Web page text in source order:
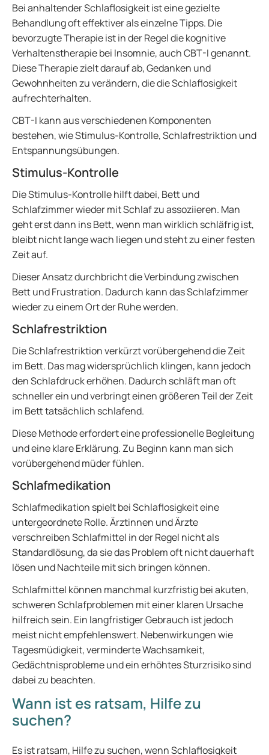
Bei anhaltender Schlaflosigkeit ist eine gezielte
Behandlung oft effektiver als einzelne Tipps. Die
bevorzugte Therapie ist in der Regel die kognitive
Verhaltenstherapie bei Insomnie, auch CBT-I genannt.
Diese Therapie zielt darauf ab, Gedanken und
Gewohnheiten zu verändern, die die Schlaflosigkeit
aufrechterhalten.
CBT-I kann aus verschiedenen Komponenten
bestehen, wie Stimulus-Kontrolle, Schlafrestriktion und
Entspannungsübungen.
Stimulus-Kontrolle
Die Stimulus-Kontrolle hilft dabei, Bett und
Schlafzimmer wieder mit Schlaf zu assoziieren. Man
geht erst dann ins Bett, wenn man wirklich schläfrig ist,
bleibt nicht lange wach liegen und steht zu einer festen
Zeit auf.
Dieser Ansatz durchbricht die Verbindung zwischen
Bett und Frustration. Dadurch kann das Schlafzimmer
wieder zu einem Ort der Ruhe werden.
Schlafrestriktion
Die Schlafrestriktion verkürzt vorübergehend die Zeit
im Bett. Das mag widersprüchlich klingen, kann jedoch
den Schlafdruck erhöhen. Dadurch schläft man oft
schneller ein und verbringt einen größeren Teil der Zeit
im Bett tatsächlich schlafend.
Diese Methode erfordert eine professionelle Begleitung
und eine klare Erklärung. Zu Beginn kann man sich
vorübergehend müder fühlen.
Schlafmedikation
Schlafmedikation spielt bei Schlaflosigkeit eine
untergeordnete Rolle. Ärztinnen und Ärzte
verschreiben Schlafmittel in der Regel nicht als
Standardlösung, da sie das Problem oft nicht dauerhaft
lösen und Nachteile mit sich bringen können.
Schlafmittel können manchmal kurzfristig bei akuten,
schweren Schlafproblemen mit einer klaren Ursache
hilfreich sein. Ein langfristiger Gebrauch ist jedoch
meist nicht empfehlenswert. Nebenwirkungen wie
Tagesmüdigkeit, verminderte Wachsamkeit,
Gedächtnisprobleme und ein erhöhtes Sturzrisiko sind
dabei zu beachten.
Wann ist es ratsam, Hilfe zu
suchen?
Es ist ratsam, Hilfe zu suchen, wenn Schlaflosigkeit